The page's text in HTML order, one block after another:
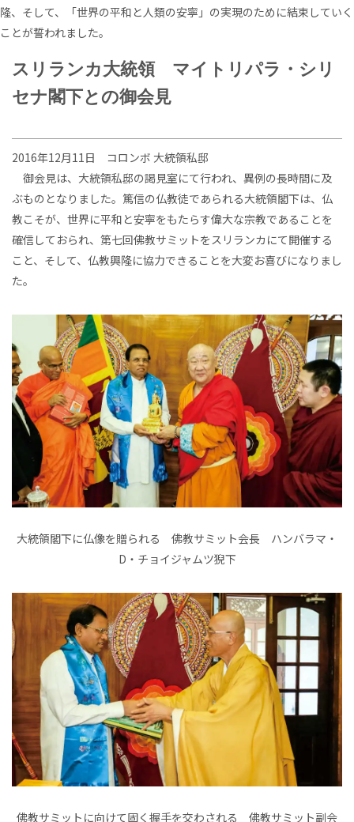
隆、そして、「世界の平和と人類の安寧」の実現のために結束していく
ことが誓われました。
スリランカ大統領 マイトリパラ・シリ
セナ閣下との御会見
2016年12月11日 コロンボ 大統領私邸
御会見は、大統領私邸の謁見室にて行われ、異例の長時間に及
ぶものとなりました。篤信の仏教徒であられる大統領閣下は、仏
教こそが、世界に平和と安寧をもたらす偉大な宗教であることを
確信しておられ、第七回佛教サミットをスリランカにて開催する
こと、そして、仏教興隆に協力できることを大変お喜びになりまし
た。
大統領閣下に仏像を贈られる 佛教サミット会長 ハンバラマ・
D・チョイジャムツ猊下
佛教サミットに向けて固く握手を交わされる 佛教サミット副会